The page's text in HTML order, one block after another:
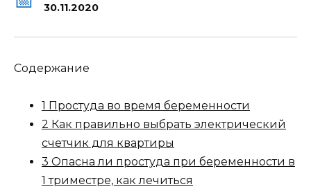
30.11.2020
Содержание
1 Простуда во время беременности
2 Как правильно выбрать электрический
счетчик для квартиры
3 Опасна ли простуда при беременности в
1 триместре, как лечиться